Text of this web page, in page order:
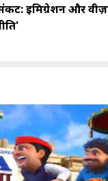
इमिग्रेशन और